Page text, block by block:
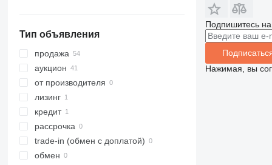
8080
8085
JS
JZ
Тип объявления
продажа
аукцион
от производителя
лизинг
кредит
рассрочка
trade-in (обмен с доплатой)
обмен
Подпишитесь
Нажимая, вы